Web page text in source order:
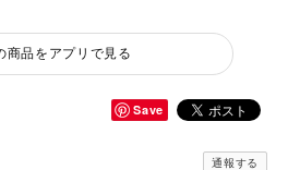
商品をアプリで見る
Save
通報する